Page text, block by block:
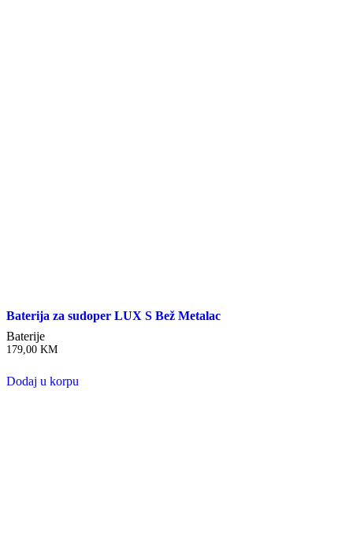
Baterija za sudoper LUX S Bež Metalac
Baterije
179,00 KM
Dodaj u korpu